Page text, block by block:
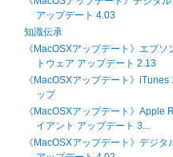
アップデート 4.03
知識伝承
《MacOSXアップデート》エプ
トウェア アップデート 2.13
《MacOSXアップデート》
ップ
《MacOSXアップデート》Apple
イアント アップデート 3...
《MacOSXアップデート》デジ